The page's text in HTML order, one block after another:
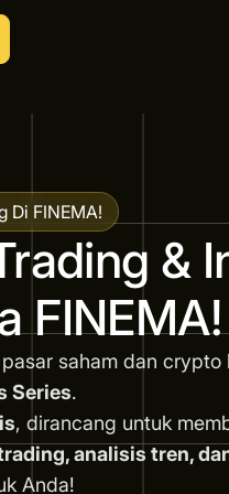
Di FINEMA!
&
FINEMA!
saham dan crypto
Series.
, dirancang untuk
analisis tren,
Anda!